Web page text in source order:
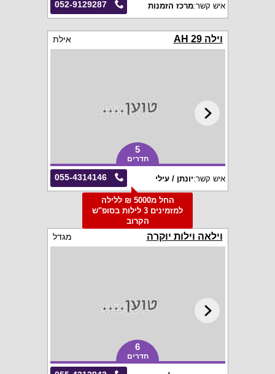
052-9129287 איש קשר:מרכז הזמנות
וילה 29 AH אילת
5
חדרים
055-4314146 איש קשר:יונתן / עילי
החל מ5000 ₪ ללילה
למזמינים 3 לילות בסופ"ש
הקרוב
וילאה וילות יוקרה מגדל
6
חדרים